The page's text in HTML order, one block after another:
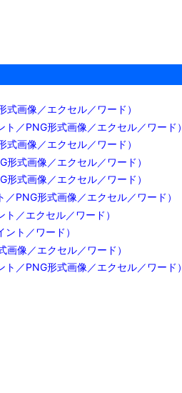
画像／エクセル／ワード）
／PNG形式画像／エクセル／ワード）
画像／エクセル／ワード）
式画像／エクセル／ワード）
式画像／エクセル／ワード）
PNG形式画像／エクセル／ワード）
／エクセル／ワード）
ト／ワード）
像／エクセル／ワード）
／PNG形式画像／エクセル／ワード）